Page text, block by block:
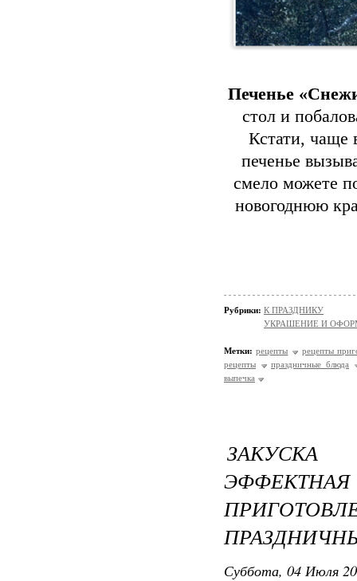
Печенье
стол и
Кстати, чаще
печенье
смело можете
новогоднюю
Рубрики: К ПРАЗДНИКУ
УКРАШЕНИЕ И
Метки: рецепты
рецепты
рецепты
праздничные блюда
выпечка
ЗАКУСКА
Суббота, 04 Июля